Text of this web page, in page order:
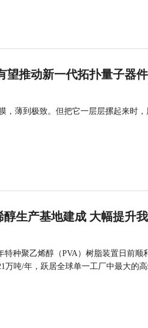
望推动新一代拓扑量子器
，薄到极致。但把它一层层摞起来
生产基地建成 大幅提升
特种聚乙烯醇（PVA）树脂装置日前
万吨/年，跃居全球单一工厂中最大的高